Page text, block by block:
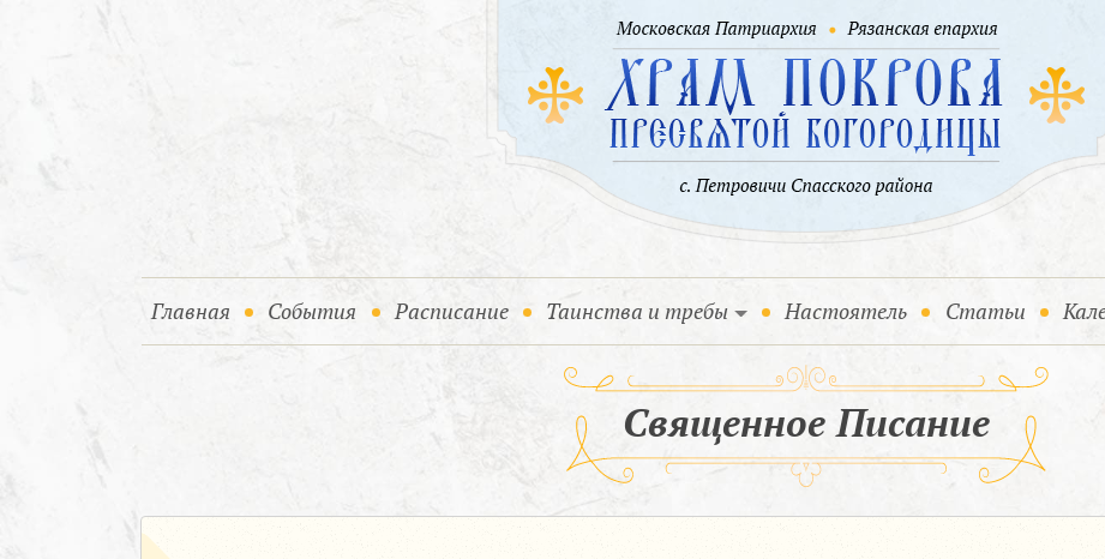
Главная (current)
События (current)
Расписание Таинства и требы Настоятель Статьи
Священное Писание